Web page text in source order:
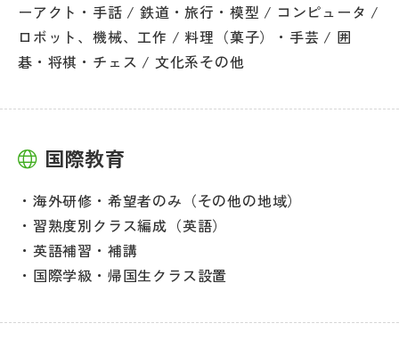
ーアクト・手話 / 鉄道・旅行・模型 / コンピュータ /
ロボット、機械、工作 / 料理（菓子）・手芸 / 囲
碁・将棋・チェス / 文化系その他
国際教育
海外研修・希望者のみ（その他の地域）
習熟度別クラス編成（英語）
英語補習・補講
国際学級・帰国生クラス設置